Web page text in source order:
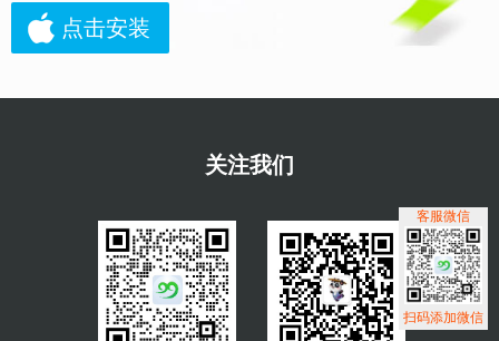
客服微信
扫码添加微信
点击安装
关注我们